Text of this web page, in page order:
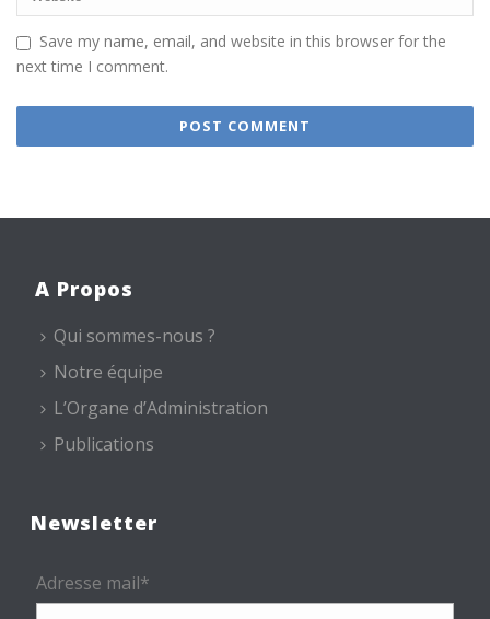
Save my name, email, and website in this browser for the
next time I comment.
A Propos
Qui sommes-nous ?
Notre équipe
L’Organe d’Administration
Publications
Newsletter
Adresse mail*